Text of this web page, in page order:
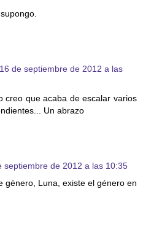
16 de septiembre de 2012 a las
creo que acaba de escalar varios
Un abrazo
septiembre de 2012 a las 10:35
género, Luna, existe el género en